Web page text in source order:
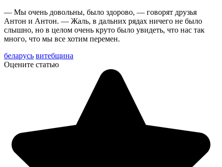
— Мы очень довольны, было здорово, — говорят друзья
Антон и Антон. — Жаль, в дальних рядах ничего не было
слышно, но в целом очень круто было увидеть, что нас так
много, что мы все хотим перемен.
беларусь витебщина
Оцените статью